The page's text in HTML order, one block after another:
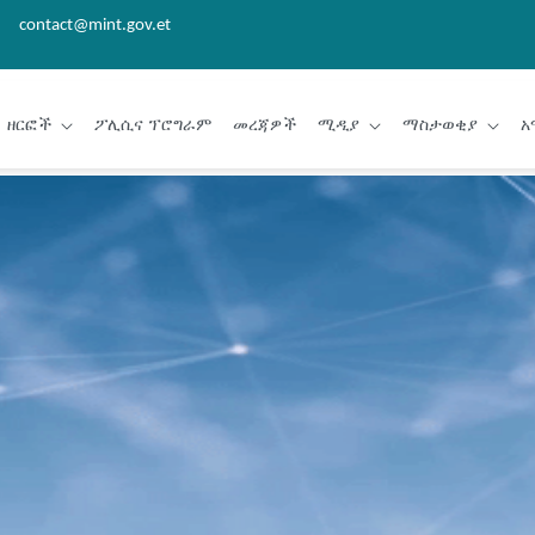
contact@mint.gov.et
ዘርፎች ፖሊሲና ፕሮግራም መረጃዎች ሚዲያ ማስታወቂያ